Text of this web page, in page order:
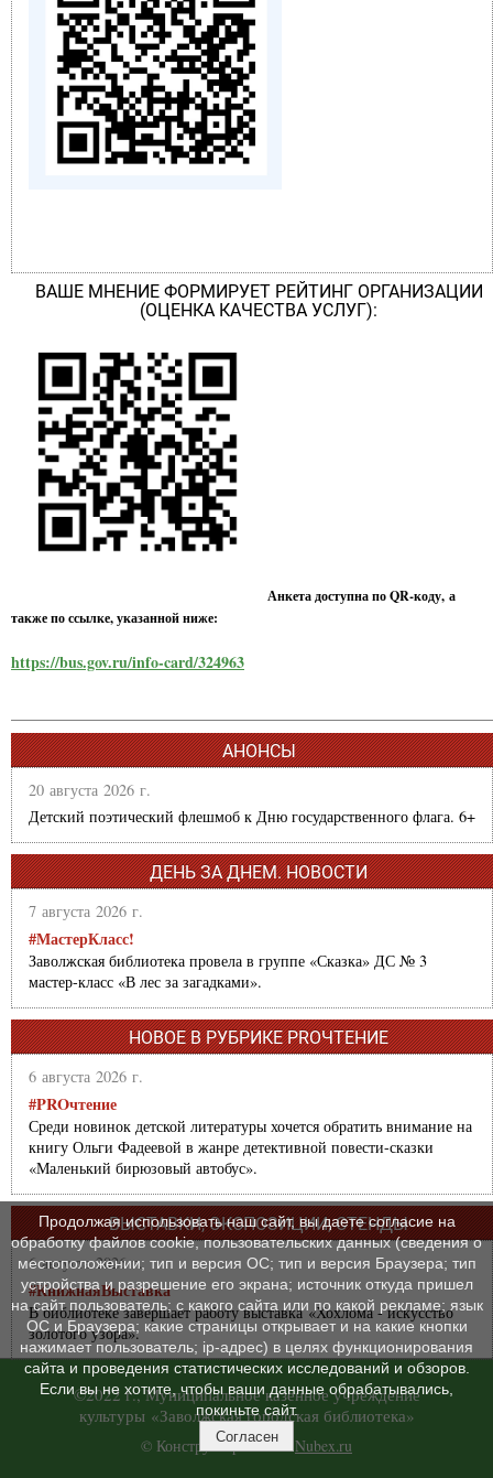
ВАШЕ МНЕНИЕ ФОРМИРУЕТ РЕЙТИНГ ОРГАНИЗАЦИИ
(ОЦЕНКА КАЧЕСТВА УСЛУГ):
Анкета доступна по QR-коду, а
также по ссылке, указанной ниже:
https://bus.gov.ru/info-card/324963
АНОНСЫ
20 августа 2026 г.
Детский поэтический флешмоб к Дню государственного флага. 6+
ДЕНЬ ЗА ДНЕМ. НОВОСТИ
7 августа 2026 г.
#МастерКласс!
Заволжская библиотека провела в группе «Сказка» ДС № 3
мастер-класс «В лес за загадками».
НОВОЕ В РУБРИКЕ PROЧТЕНИЕ
6 августа 2026 г.
#PROчтение
Среди новинок детской литературы хочется обратить внимание на
книгу Ольги Фадеевой в жанре детективной повести-сказки
«Маленький бирюзовый автобус».
ВЫСТАВКИ, ЭКСПОЗИЦИИ, СТЕНДЫ
6 августа 2026 г.
#КнижнаяВыставка
В библиотеке завершает работу выставка «Хохлома - искусство
золотого узора».
©2022 г., Муниципальное казенное учреждение
культуры «Заволжская городская библиотека»
© Конструктор сайтов Nubex.ru
Продолжая использовать наш сайт, вы даете согласие на
обработку файлов cookie, пользовательских данных (сведения о
местоположении; тип и версия ОС; тип и версия Браузера; тип
устройства и разрешение его экрана; источник откуда пришел
на сайт пользователь; с какого сайта или по какой рекламе; язык
ОС и Браузера; какие страницы открывает и на какие кнопки
нажимает пользователь; ip-адрес) в целях функционирования
сайта и проведения статистических исследований и обзоров.
Если вы не хотите, чтобы ваши данные обрабатывались,
покиньте сайт.
Согласен